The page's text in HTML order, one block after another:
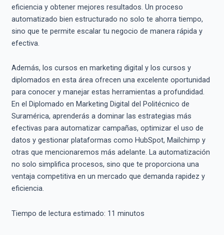
eficiencia y obtener mejores resultados. Un proceso
automatizado bien estructurado no solo te ahorra tiempo,
sino que te permite escalar tu negocio de manera rápida y
efectiva.
Además, los cursos en marketing digital y los cursos y
diplomados en esta área ofrecen una excelente oportunidad
para conocer y manejar estas herramientas a profundidad.
En el Diplomado en Marketing Digital del Politécnico de
Suramérica, aprenderás a dominar las estrategias más
efectivas para automatizar campañas, optimizar el uso de
datos y gestionar plataformas como HubSpot, Mailchimp y
otras que mencionaremos más adelante. La automatización
no solo simplifica procesos, sino que te proporciona una
ventaja competitiva en un mercado que demanda rapidez y
eficiencia.
Tiempo de lectura estimado: 11 minutos